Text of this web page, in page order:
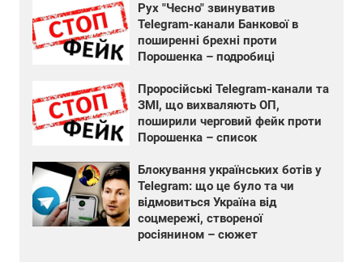
Рух "Чесно" звинуватив
Telegram-канали Банкової в
поширенні брехні проти
Порошенка – подробиці
Проросійські Telegram-канали та
ЗМІ, що вихваляють ОП,
поширили черговий фейк проти
Порошенка – список
Блокування українських ботів у
Telegram: що це було та чи
відмовиться Україна від
соцмережі, створеної
росіянином – сюжет